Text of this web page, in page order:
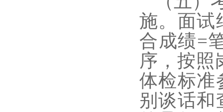
施。面试
合成绩=
序，按照
体检标准
别谈话和